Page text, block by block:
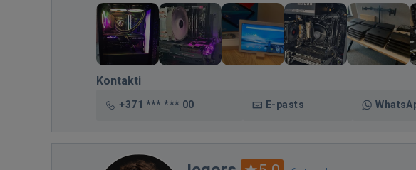
Kontakti
+371 *** *** 00 E-pasts